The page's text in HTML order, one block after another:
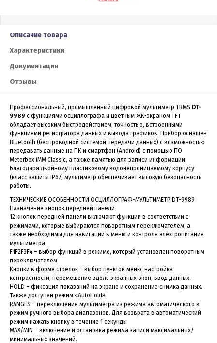
Описание товара
Характеристики
Документация
Отзывы
Профессиональный, промышленный цифровой мультиметр TRMS DT-
9989 с функциями осциллографа и цветным ЖК-экраном TFT
обладает высоким быстродействием, точностью, встроенными
функциями регистратора данных и вывода графиков. Прибор оснащен
Bluetooth (беспроводной системой передачи данных) с возможностью
передавать данные на ПК и смартфон (Android) с помощью ПО
Meterbox iMM Classic, а также памятью для записи информации.
Благодаря двойному пластиковому водонепроницаемому корпусу
(класс защиты IP67) мультиметр обеспечивает высокую безопасность
работы.
ТЕХНИЧЕСКИЕ ОСОБЕННОСТИ ОСЦИЛЛОГРАФ-МУЛЬТИМЕТР DT-9989
Назначение кнопок передней панели
12 кнопок передней панели включают функции в соответствии с
режимами, которые выбираются поворотным переключателем, а
также необходимы для навигации в меню и контроля электропитания
мультиметра.
F1F2F3F4 – выбор функций в режиме, который установлен поворотным
переключателем.
Кнопки в форме стрелок – выбор пунктов меню, настройка
контрастности, перемещение вдоль экранных окон, ввод данных.
HOLD – фиксация показаний на экране и сохранение снимка данных.
Также доступен режим «AutoHold».
RANGES – переключение мультиметра из режима автоматического в
режим ручного выбора диапазонов. Для возврата в автоматический
режим нажать кнопку в течение 1 секунды
MAX/MIN – включение и остановка режима записи максимальных/
минимальных значений.